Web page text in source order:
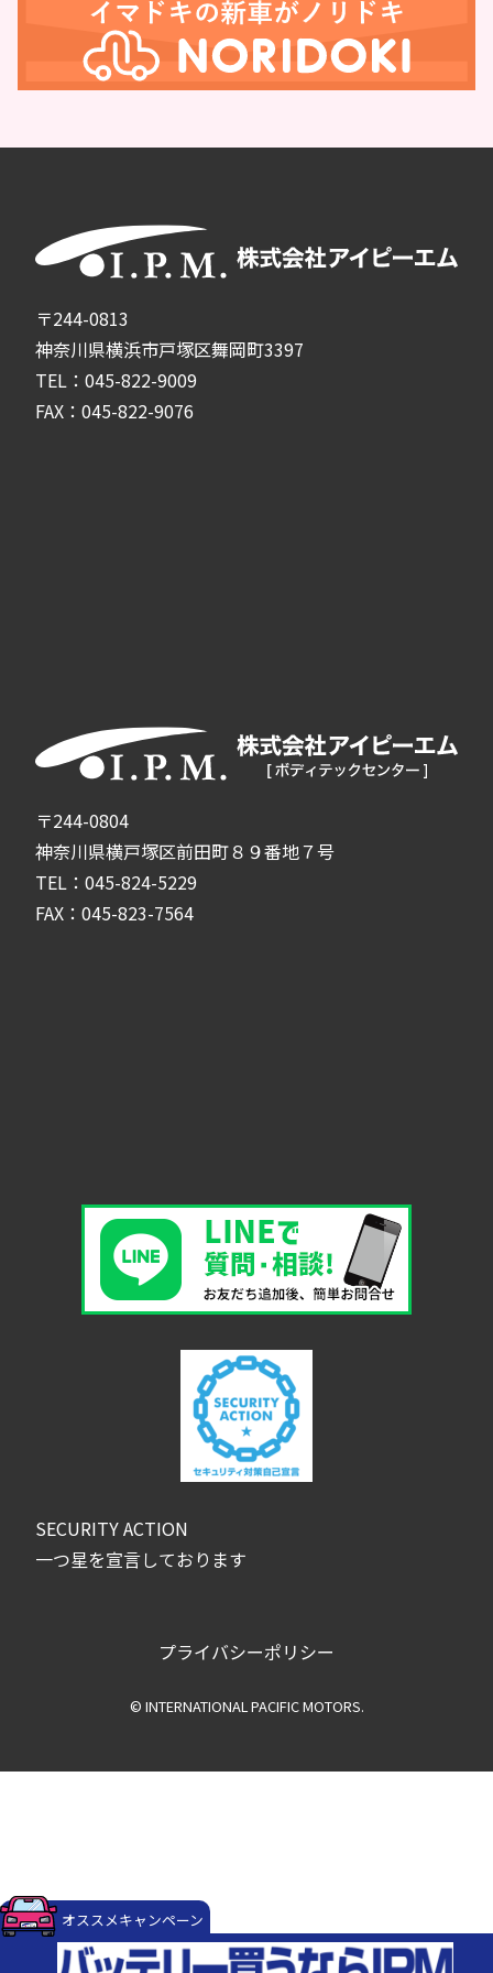
〒244-0813
神奈川県横浜市戸塚区舞岡町3397
TEL：045-822-9009
FAX：045-822-9076
〒244-0804
神奈川県横戸塚区前田町８９番地７号
TEL：045-824-5229
FAX：045-823-7564
SECURITY ACTION
一つ星を宣言しております
プライバシーポリシー
© INTERNATIONAL PACIFIC MOTORS.
オススメキャンペーン